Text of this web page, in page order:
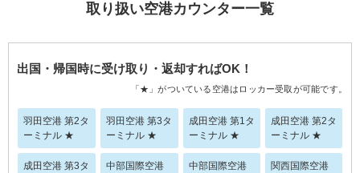
取り扱い空港カウンター一覧
出国・帰国時に受け取り・返却すればOK！
「★」がついている空港はロッカー受取が可能です。
羽田空港 第2タ
ーミナル ★
羽田空港 第3タ
ーミナル ★
成田空港 第1タ
ーミナル ★
成田空港 第2タ
ーミナル ★
成田空港 第3タ
中部国際空港
中部国際空港
関西国際空港